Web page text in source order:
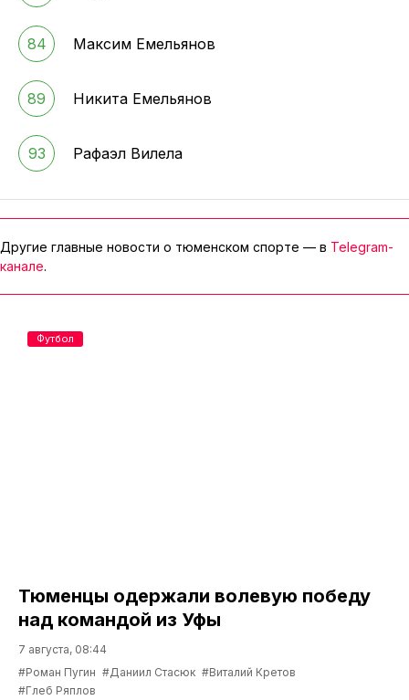
84 Максим Емельянов
89 Никита Емельянов
93 Рафаэл Вилела
Другие главные новости о тюменском спорте — в Telegram-
канале.
Тюменцы одержали волевую победу
над командой из Уфы
7 августа, 08:44
#Роман Пугин #Даниил Стасюк #Виталий Кретов
#Глеб Ряплов
Футбол